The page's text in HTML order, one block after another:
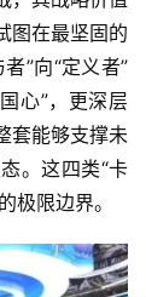
图在最坚固的
”向“定义者”
心”，更深层
套能够支撑未
。这四类“卡
极限边界。